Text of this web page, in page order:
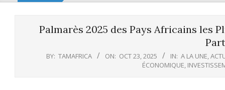
Palmarès 2025 des Pays Africains les
BY: TAMAFRICA ON: OCT 23, 2025 IN: A LA UNE,
ÉCONOMIQUE,